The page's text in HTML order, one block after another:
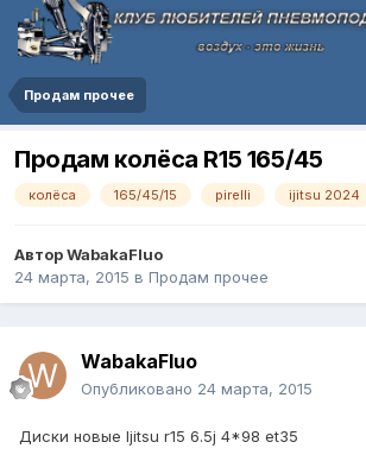
Продам прочее
Продам колёса R15 165/45
колёса 165/45/15 pirelli ijitsu 2024
АвторWabakaFluo
24 марта, 2015 в Продам прочее
WabakaFluo
Опубликовано 24 марта, 2015
Диски новые Ijitsu r15 6.5j 4*98 et35